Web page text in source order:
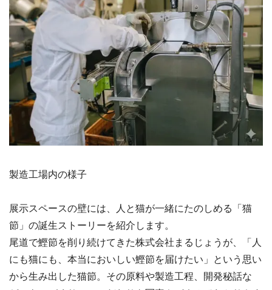
製造工場内の様子
展示スペースの壁には、人と猫が一緒にたのしめる「猫
節」の誕生ストーリーを紹介します。
尾道で鰹節を削り続けてきた株式会社まるじょうが、「人
にも猫にも、本当においしい鰹節を届けたい」という思い
から生み出した猫節。その原料や製造工程、開発秘話な